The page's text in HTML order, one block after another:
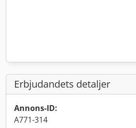
Erbjudandets detaljer
Annons-ID:
A771-314